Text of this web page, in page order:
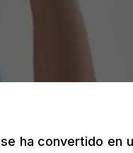
se ha convertido en